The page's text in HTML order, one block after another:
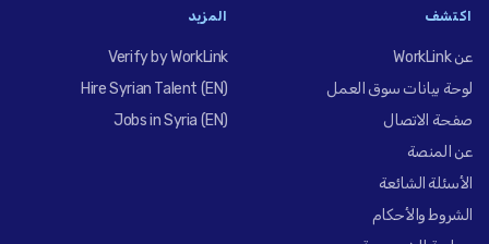
اكتشف
عن WorkLink
لوحة بيانات سوق العمل
صفحة الاتصال
عن المنصة
الأسئلة الشائعة
الشروط والأحكام
المزيد
Verify by WorkLink
Hire Syrian Talent (EN)
Jobs in Syria (EN)